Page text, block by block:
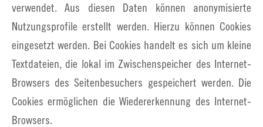
verwendet. Aus diesen Daten können anonymisierte
Nutzungsprofile erstellt werden. Hierzu können Cookies
eingesetzt werden. Bei Cookies handelt es sich um kleine
Textdateien, die lokal im Zwischenspeicher des Internet-
Browsers des Seitenbesuchers gespeichert werden. Die
Cookies ermöglichen die Wiedererkennung des Internet-
Browsers.